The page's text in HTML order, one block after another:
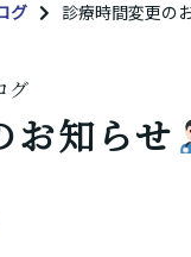
グ 診療時間変更の
グ
お知らせ